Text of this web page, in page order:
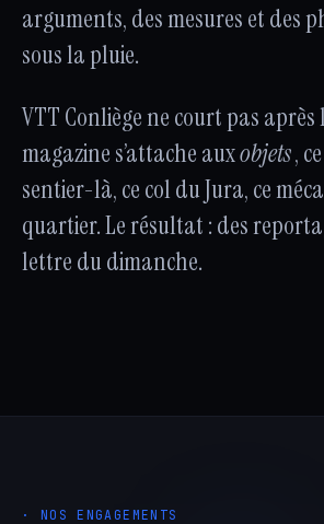
arguments, des mesures et des
sous la pluie.
VTT Conliège ne court pas après
magazine s’attache auxobjets,
sentier-là, ce col du Jura, ce
quartier. Le résultat : des
lettre du dimanche.
· NOS ENGAGEMENTS